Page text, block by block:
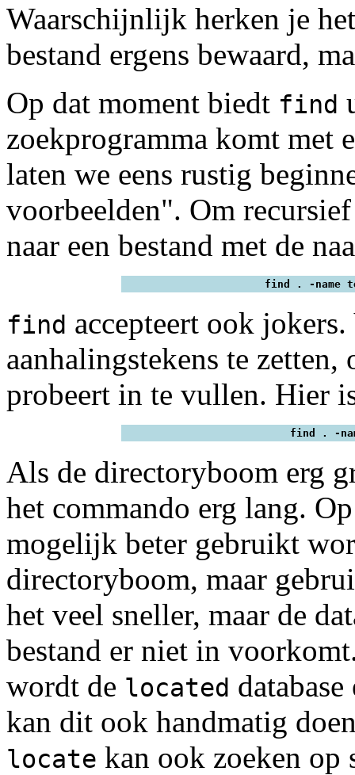
Waarschijnlijk herken je
bestand ergens bewaard,
Op dat moment biedt find
zoekprogramma komt met
laten we eens rustig
voorbeelden". Om
naar een bestand met de
find . -name
find accepteert ook
aanhalingstekens te
probeert in te vullen. Hier
find . -
Als de directoryboom erg
het commando erg lang.
mogelijk beter gebruikt
directoryboom, maar
het veel sneller, maar de
bestand er niet in
wordt de located
kan dit ook handmatig
locate kan ook zoeken op